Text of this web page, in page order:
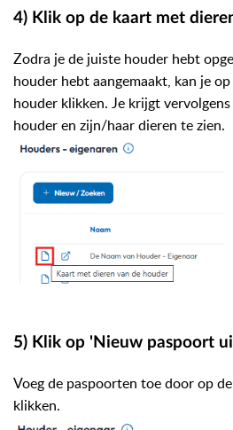
4) Klik op de kaart met
Zodra je de juiste houder hebt
houder hebt aangemaakt, kan je
houder klikken. Je krijgt
houder en zijn/haar dieren te zien.
5) Klik op 'Nieuw paspoort
Voeg de paspoorten toe door op
klikken.